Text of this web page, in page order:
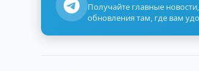
Получайте главные
обновления там, где вам